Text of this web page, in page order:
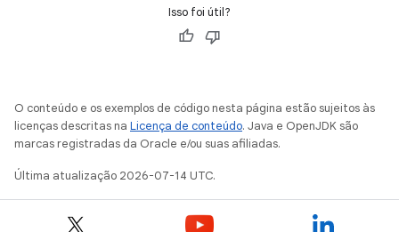
Isso foi útil?
O conteúdo e os exemplos de código nesta página estão sujeitos às
licenças descritas na Licença de conteúdo. Java e OpenJDK são
marcas registradas da Oracle e/ou suas afiliadas.
Última atualização 2026-07-14 UTC.